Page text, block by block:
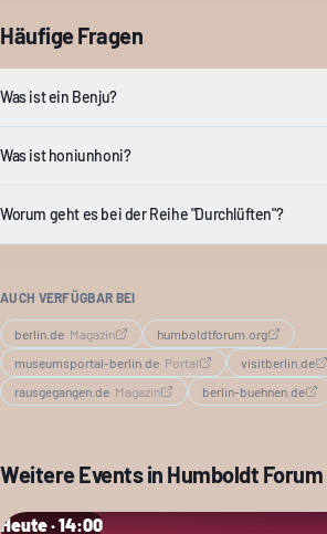
Häufige Fragen
Was ist ein Benju?
Was ist honiunhoni?
Worum geht es bei der Reihe "Durchlüften"?
AUCH VERFÜGBAR BEI
berlin.de· Magazin
humboldtforum.org
museumsportal-berlin.de· Portal
visitberlin.de
rausgegangen.de· Magazin berlin-buehnen.de
Weitere Events in Humboldt Forum
Heute · 14:00